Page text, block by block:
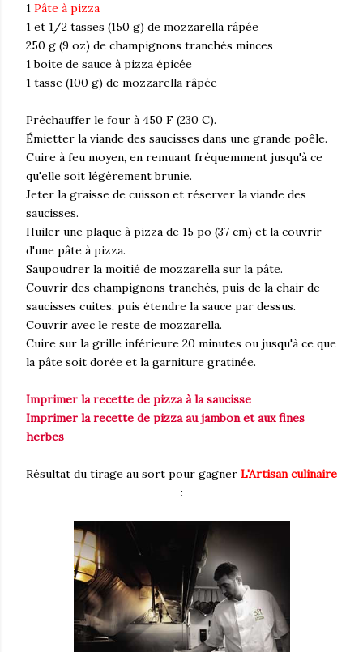
1 Pâte à pizza
1 et 1/2 tasses (150 g) de mozzarella râpée
250 g (9 oz) de champignons tranchés minces
1 boite de sauce à pizza épicée
1 tasse (100 g) de mozzarella râpée
Préchauffer le four à 450 F (230 C).
Émietter la viande des saucisses dans une grande poêle.
Cuire à feu moyen, en remuant fréquemment jusqu'à ce
qu'elle soit légèrement brunie.
Jeter la graisse de cuisson et réserver la viande des
saucisses.
Huiler une plaque à pizza de 15 po (37 cm) et la couvrir
d'une pâte à pizza.
Saupoudrer la moitié de mozzarella sur la pâte.
Couvrir des champignons tranchés, puis de la chair de
saucisses cuites, puis étendre la sauce par dessus.
Couvrir avec le reste de mozzarella.
Cuire sur la grille inférieure 20 minutes ou jusqu'à ce que
la pâte soit dorée et la garniture gratinée.
Imprimer la recette de pizza à la saucisse
Imprimer la recette de pizza au jambon et aux fines
herbes
Résultat du tirage au sort pour gagner L'Artisan culinaire
: